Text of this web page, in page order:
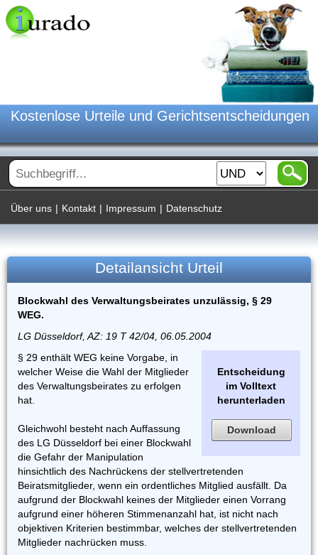
Kostenlose Urteile und Gerichtsentscheidungen
Über uns | Kontakt | Impressum | Datenschutz
Detailansicht Urteil
Blockwahl des Verwaltungsbeirates unzulässig, § 29
WEG.
LG Düsseldorf, AZ: 19 T 42/04, 06.05.2004
Entscheidung
im Volltext
herunterladen
Download
§ 29 enthält WEG keine Vorgabe, in
welcher Weise die Wahl der Mitglieder
des Verwaltungsbeirates zu erfolgen
hat.
Gleichwohl besteht nach Auffassung
des LG Düsseldorf bei einer Blockwahl
die Gefahr der Manipulation
hinsichtlich des Nachrückens der stellvertretenden
Beiratsmitglieder, wenn ein ordentliches Mitglied ausfällt. Da
aufgrund der Blockwahl keines der Mitglieder einen Vorrang
aufgrund einer höheren Stimmenanzahl hat, ist nicht nach
objektiven Kriterien bestimmbar, welches der stellvertretenden
Mitglieder nachrücken muss.